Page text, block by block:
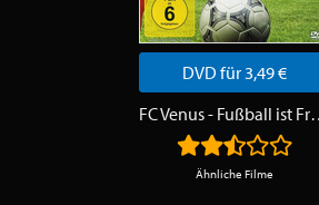
DVD für 3,49 €
FC
Ähnliche Filme